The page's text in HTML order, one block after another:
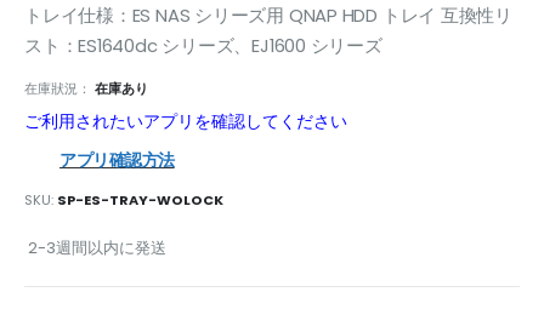
the
images
トレイ仕様：ES NAS シリーズ用 QNAP HDD トレイ 互換性リ
スト：ES1640dc シリーズ、EJ1600 シリーズ
在庫狀況： 在庫あり
ご利用されたいアプリを確認してください
アプリ確認方法
SKU SP-ES-TRAY-WOLOCK
2-3週間以内に発送